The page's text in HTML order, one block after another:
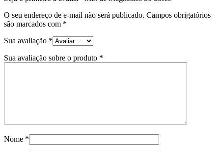
O seu endereço de e-mail não será publicado. Campos obrigatórios
são marcados com *
Sua avaliação *
Sua avaliação sobre o produto *
Nome *